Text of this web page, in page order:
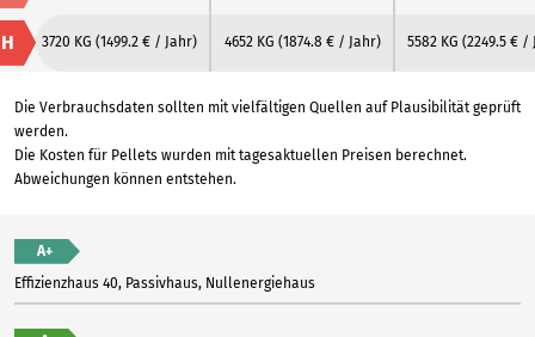
H 3720 KG (1499.2 € / Jahr) 4652 KG (1874.8 € / Jahr) 5582 KG (2249.5 € /
Die Verbrauchsdaten sollten mit vielfältigen Quellen auf Plausibilität geprüft
werden.
Die Kosten für Pellets wurden mit tagesaktuellen Preisen berechnet.
Abweichungen können entstehen.
A+
Effizienzhaus 40, Passivhaus, Nullenergiehaus